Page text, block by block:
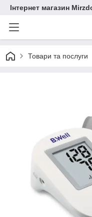
Інтернет магазин
Товари та послуги